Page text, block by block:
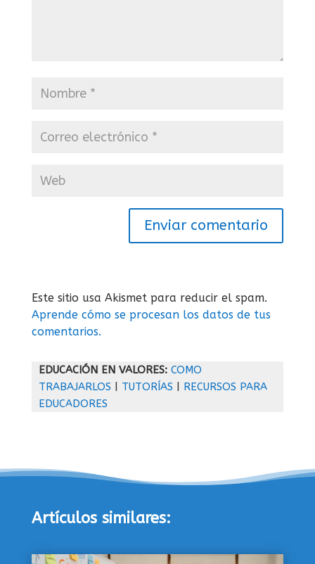
Enviar comentario
Este sitio usa Akismet para reducir el spam.
Aprende cómo se procesan los datos de tus
comentarios.
EDUCACIÓN EN VALORES: COMO
TRABAJARLOS
TUTORÍAS
RECURSOS PARA
EDUCADORES
Artículos similares: